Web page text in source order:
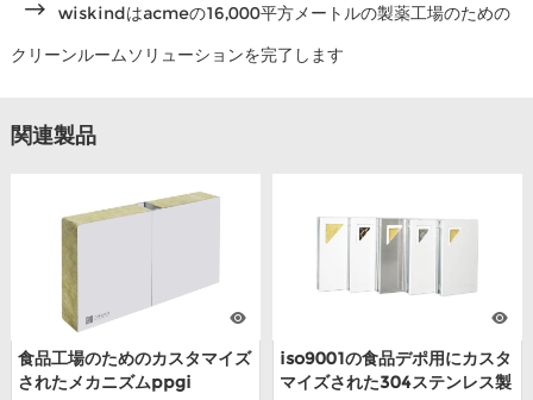
wiskindはacmeの16,000平方メートルの製薬工場のための
クリーンルームソリューションを完了します
関連製品
食品工場のためのカスタマイズ
されたメカニズムppgi
iso9001の食品デポ用にカスタ
マイズされた304ステンレス製